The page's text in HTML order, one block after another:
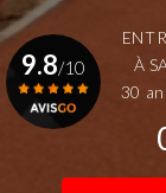
À
30
9.8/10